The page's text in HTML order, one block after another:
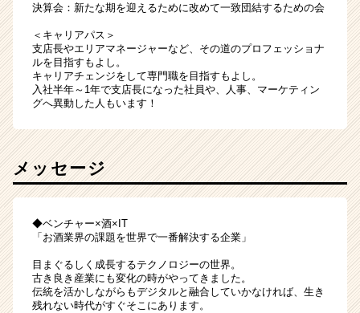
決算会：新たな期を迎えるために改めて一致団結するための会
＜キャリアパス＞
支店長やエリアマネージャーなど、その道のプロフェッショナ
ルを目指すもよし。
キャリアチェンジをして専門職を目指すもよし。
入社半年～1年で支店長になった社員や、人事、マーケティン
グへ異動した人もいます！
メッセージ
◆ベンチャー×酒×IT
「お酒業界の課題を世界で一番解決する企業」
目まぐるしく成長するテクノロジーの世界。
古き良き産業にも変化の時がやってきました。
伝統を活かしながらもデジタルと融合していかなければ、生き
残れない時代がすぐそこにあります。